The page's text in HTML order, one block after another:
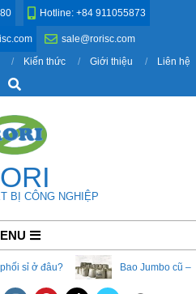
Hotline: +84 911055873
sale@rorisc.com
Kiến thức Giới thiệu
Liên hệ
Search
BỊ CÔNG NGHIỆP
sỉ ở đâu? Bao Jumbo cũ –